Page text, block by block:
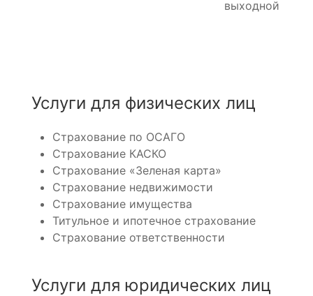
выходной
Услуги для физических лиц
Страхование по ОСАГО
Страхование КАСКО
Страхование «Зеленая карта»
Страхование недвижимости
Страхование имущества
Титульное и ипотечное страхование
Страхование ответственности
Услуги для юридических лиц